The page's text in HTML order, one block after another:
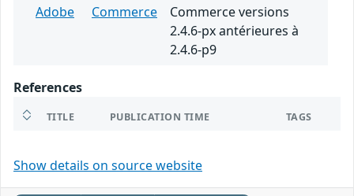
Adobe
Commerce
Commerce versions
2.4.6-px antérieures à
2.4.6-p9
References
TITLE PUBLICATION TIME TAGS
Show details on source website